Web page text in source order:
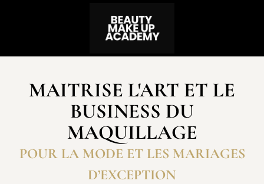
MAITRISE L'ART ET LE
BUSINESS DU
MAQUILLAGE
POUR LA MODE ET LES MARIAGES
D’EXCEPTION